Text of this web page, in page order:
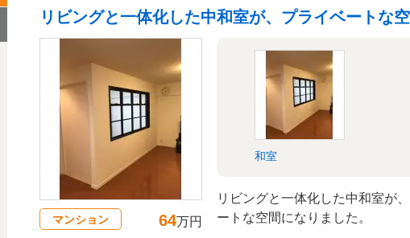
リビングと一体化した中和室が、プライベートな
マンション 64万円
和室
リビングと一体化した中和室が
ートな空間になりました。